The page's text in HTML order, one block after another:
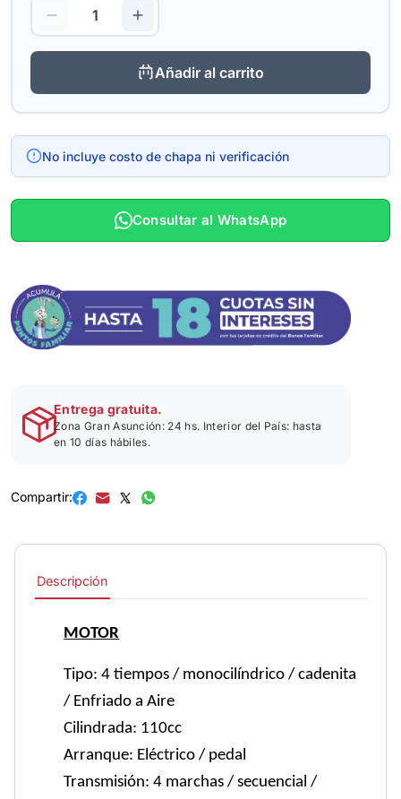
Añadir al carrito
No incluye costo de chapa ni verificación
Consultar al WhatsApp
Entrega gratuita.
Zona Gran Asunción: 24 hs. Interior del País: hasta
en 10 días hábiles.
Compartir:
Descripción
MOTOR
Tipo: 4 tiempos / monocilíndrico / cadenita
/ Enfriado a Aire
Cilindrada: 110cc
Arranque: Eléctrico / pedal
Transmisión: 4 marchas / secuencial /